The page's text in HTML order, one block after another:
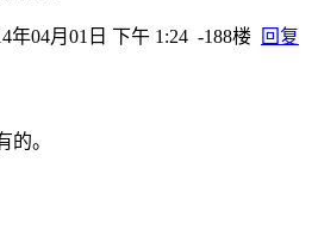
年04月01日 下午 1:24 -188楼 回复
的。